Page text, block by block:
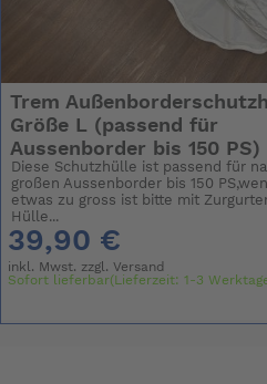
Trem
Größe L (passend für
Aussenborder bis 150 PS)
Diese Schutzhülle ist passend für
großen Aussenborder bis 150
etwas zu gross ist bitte mit
Hülle...
39,90 €
inkl. Mwst. zzgl.Versand
Sofort lieferbar(Lieferzeit: 1-3